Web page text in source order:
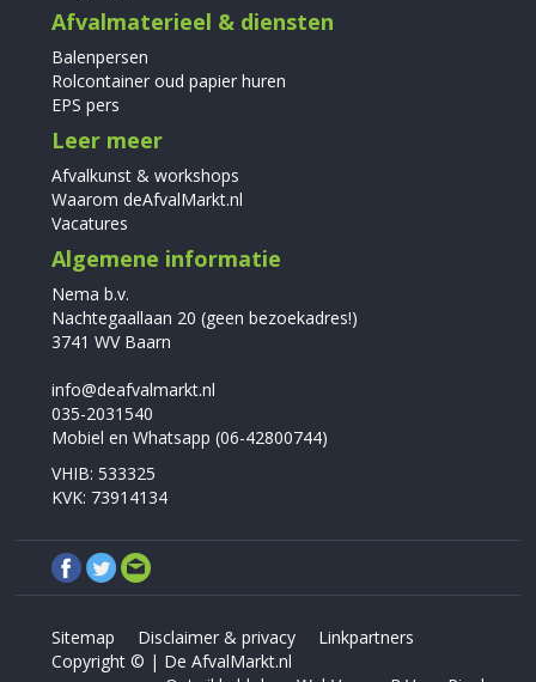
Afvalmaterieel & diensten
Balenpersen
Rolcontainer oud papier huren
EPS pers
Leer meer
Afvalkunst & workshops
Waarom deAfvalMarkt.nl
Vacatures
Algemene informatie
Nema b.v.
Nachtegaallaan 20 (geen bezoekadres!)
3741 WV Baarn
info@deafvalmarkt.nl
035-2031540
Mobiel en Whatsapp (06-42800744)
VHIB: 533325
KVK: 73914134
Sitemap Disclaimer & privacy
Linkpartners
Copyright © | De AfvalMarkt.nl